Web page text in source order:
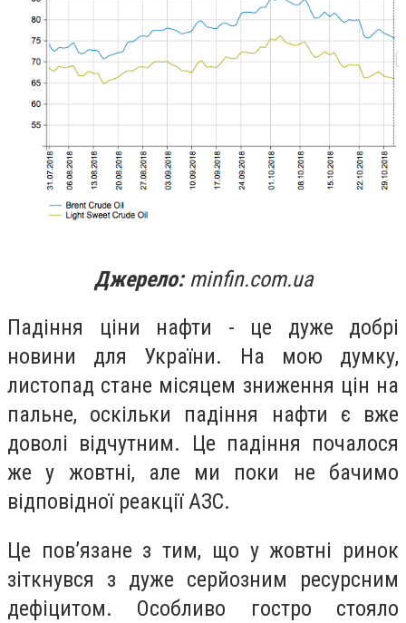
Джерело:minfin.com.ua
Падіння ціни нафти - це дуже добрі
новини для України. На мою думку,
листопад стане місяцем зниження цін на
пальне, оскільки падіння нафти є вже
доволі відчутним. Це падіння почалося
же у жовтні, але ми поки не бачимо
відповідної реакції АЗС.
Це пов’язане з тим, що у жовтні ринок
зіткнувся з дуже серйозним ресурсним
дефіцитом. Особливо гостро стояло